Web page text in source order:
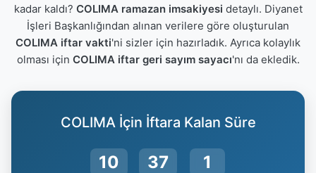
kadar kaldı? COLIMA ramazan imsakiyesi detaylı. Diyanet
İşleri Başkanlığından alınan verilere göre oluşturulan
COLIMA iftar vakti'ni sizler için hazırladık. Ayrıca kolaylık
olması için COLIMA iftar geri sayım sayacı'nı da ekledik.
COLIMA İçin İftara Kalan Süre
10 37 0